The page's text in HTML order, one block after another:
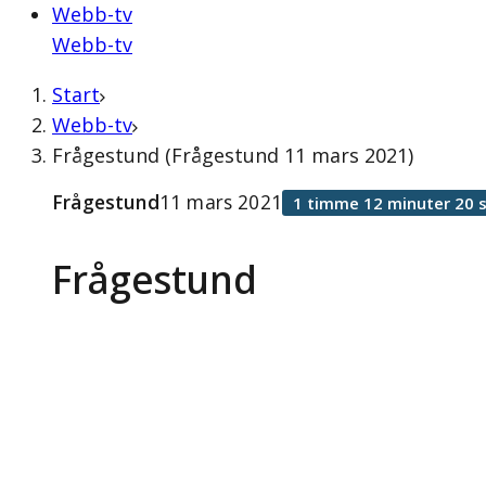
Webb-tv
Webb-tv
Start
Webb-tv
Frågestund (Frågestund 11 mars 2021)
Frågestund
Frågestund11 mars 2021 1 timme 12 minuter 20